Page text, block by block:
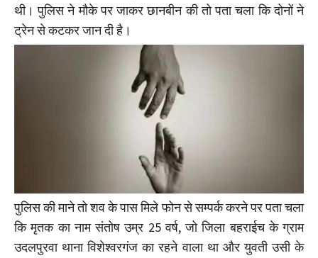
थी। पुलिस ने मौके पर जाकर छानबीन की तो पता चला कि दोनों ने
ट्रेन से कटकर जान दी है।
पुलिस की माने तो शव के पास मिले फोन से सम्पर्क करने पर पता चला
कि मृतक का नाम संतोष उम्र 25 वर्ष, जो जिला बहराईच के ग्राम
उदलपुरवा थाना विशेश्वरगंज का रहने वाला था और युवती उसी के